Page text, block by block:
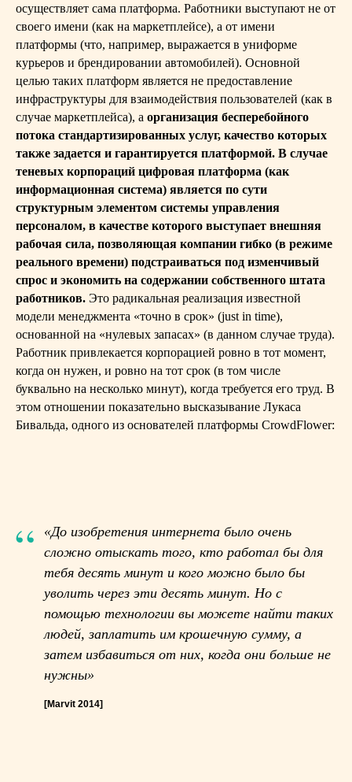
осуществляет сама платформа. Работники выступают не от
своего имени (как на маркетплейсе), а от имени
платформы (что, например, выражается в униформе
курьеров и брендировании автомобилей). Основной
целью таких платформ является не предоставление
инфраструктуры для взаимодействия пользователей (как в
случае маркетплейса), а организация бесперебойного
потока стандартизированных услуг, качество которых
также задается и гарантируется платформой. В случае
теневых корпораций цифровая платформа (как
информационная система) является по сути
структурным элементом системы управления
персоналом, в качестве которого выступает внешняя
рабочая сила, позволяющая компании гибко (в режиме
реального времени) подстраиваться под изменчивый
спрос и экономить на содержании собственного штата
работников. Это радикальная реализация известной
модели менеджмента «точно в срок» (just in time),
основанной на «нулевых запасах» (в данном случае труда).
Работник привлекается корпорацией ровно в тот момент,
когда он нужен, и ровно на тот срок (в том числе
буквально на несколько минут), когда требуется его труд. В
этом отношении показательно высказывание Лукаса
Бивальда, одного из основателей платформы CrowdFlower:
“
«До изобретения интернета было очень
сложно отыскать того, кто работал бы для
тебя десять минут и кого можно было бы
уволить через эти десять минут. Но с
помощью технологии вы можете найти таких
людей, заплатить им крошечную сумму, а
затем избавиться от них, когда они больше не
нужны»
[Marvit 2014]